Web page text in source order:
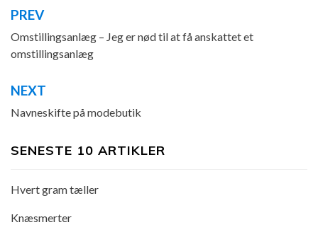
Indlægsnavigation
PREV
Omstillingsanlæg – Jeg er nød til at få anskattet et
omstillingsanlæg
NEXT
Navneskifte på modebutik
SENESTE 10 ARTIKLER
Hvert gram tæller
Knæsmerter